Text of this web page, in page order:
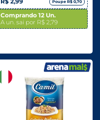
Poupe R$ 0,70
Comprando 12 Un.
A un. sai por R$ 2,79